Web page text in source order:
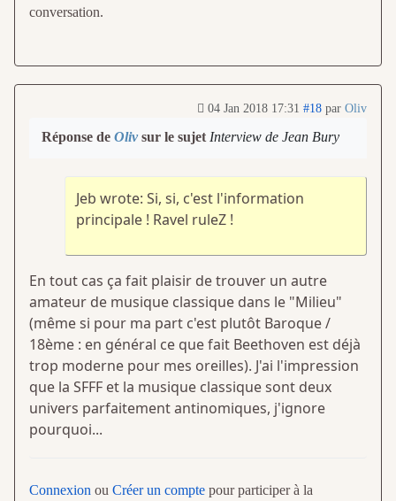
conversation.
04 Jan 2018 17:31 #18 par Oliv
Réponse de Olivsur le sujet Interview de Jean Bury
Jeb wrote: Si, si, c'est l'information
principale ! Ravel ruleZ !
En tout cas ça fait plaisir de trouver un autre
amateur de musique classique dans le "Milieu"
(même si pour ma part c'est plutôt Baroque /
18ème : en général ce que fait Beethoven est déjà
trop moderne pour mes oreilles). J'ai l'impression
que la SFFF et la musique classique sont deux
univers parfaitement antinomiques, j'ignore
pourquoi...
Connexion ou Créer un compte pour participer à la